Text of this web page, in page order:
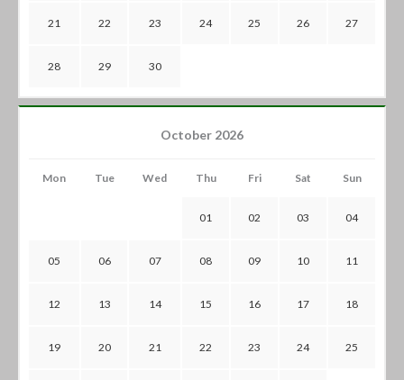
21 22 23 24 25 26 27
28 29 30
October 2026
Mon Tue Wed Thu Fri Sat Sun
01 02 03 04
05 06 07 08 09 10 11
12 13 14 15 16 17 18
19 20 21 22 23 24 25